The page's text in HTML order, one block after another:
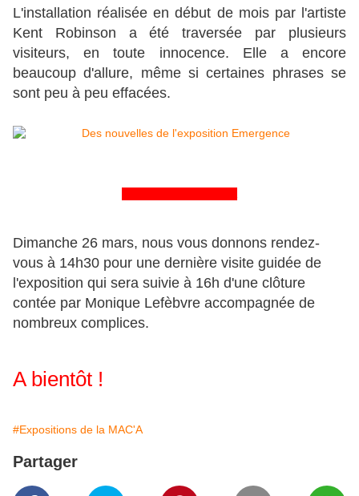
L'installation réalisée en début de mois par l'artiste
Kent Robinson a été traversée par plusieurs
visiteurs, en toute innocence. Elle a encore
beaucoup d'allure, même si certaines phrases se
sont peu à peu effacées.
Dimanche 26 mars, nous vous donnons rendez-
vous à 14h30 pour une dernière visite guidée de
l'exposition qui sera suivie à 16h d'une clôture
contée par Monique Lefèbvre accompagnée de
nombreux complices.
A bientôt !
#Expositions de la MAC'A
Partager